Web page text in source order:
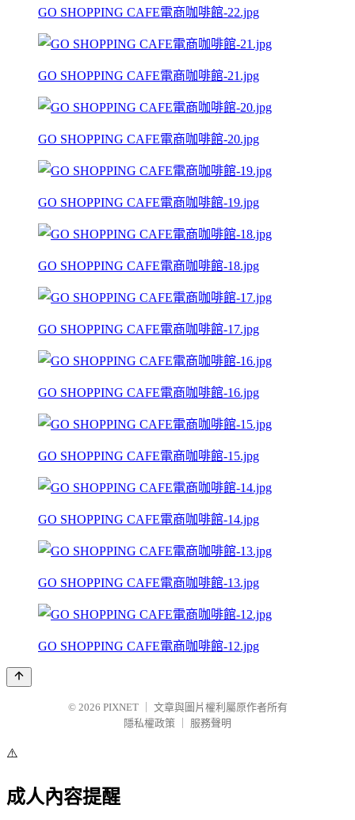
GO SHOPPING CAFE電商咖啡館-22.jpg
GO SHOPPING CAFE電商咖啡館-21.jpg
GO SHOPPING CAFE電商咖啡館-20.jpg
GO SHOPPING CAFE電商咖啡館-19.jpg
GO SHOPPING CAFE電商咖啡館-18.jpg
GO SHOPPING CAFE電商咖啡館-17.jpg
GO SHOPPING CAFE電商咖啡館-16.jpg
GO SHOPPING CAFE電商咖啡館-15.jpg
GO SHOPPING CAFE電商咖啡館-14.jpg
GO SHOPPING CAFE電商咖啡館-13.jpg
GO SHOPPING CAFE電商咖啡館-12.jpg
© 2026 PIXNET
文章與圖片權利屬原作者所有
隱私權政策
服務聲明
⚠️
成人內容提醒